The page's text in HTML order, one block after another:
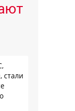
стали